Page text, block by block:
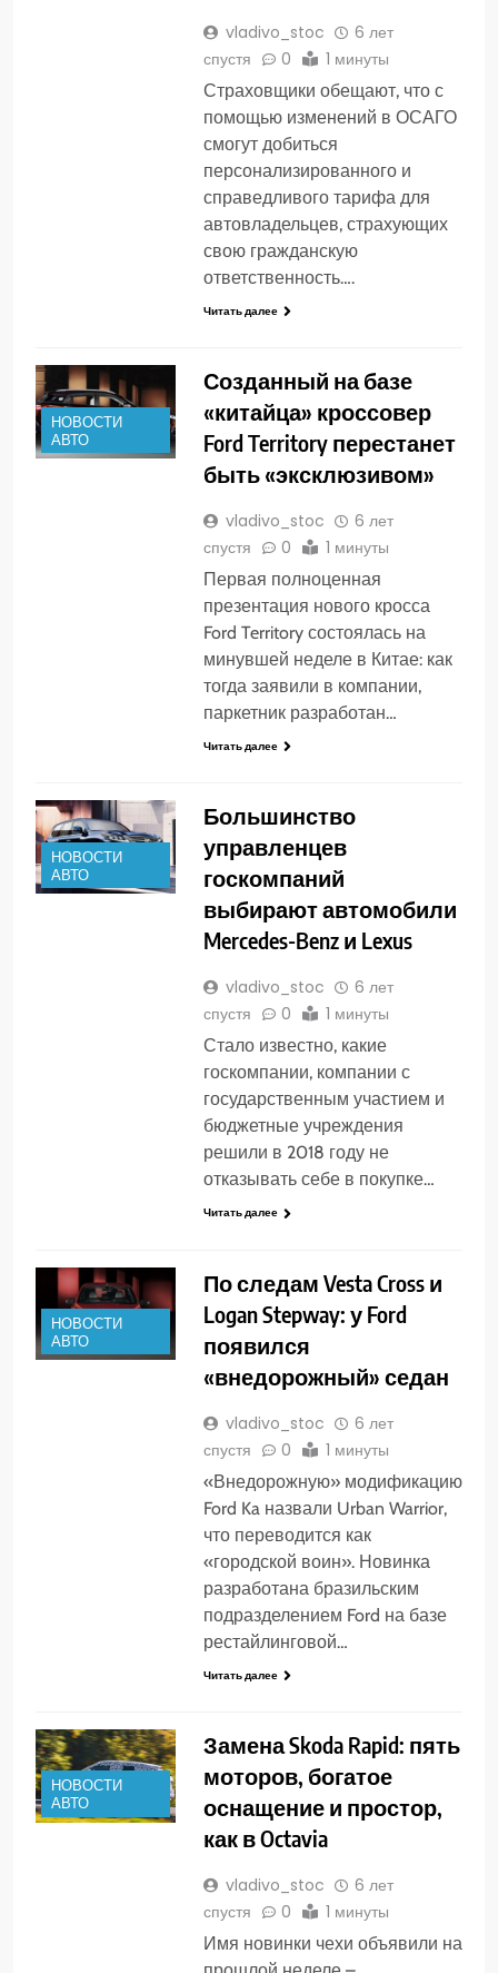
vladivo_stoc
6 лет
спустя
0 1 минуты
Страховщики обещают, что с
помощью изменений в ОСАГО
смогут добиться
персонализированного и
справедливого тарифа для
автовладельцев, страхующих
свою гражданскую
ответственность….
Читать далее
НОВОСТИ
АВТО
Созданный на базе
«китайца» кроссовер
Ford Territory перестанет
быть «эксклюзивом»
vladivo_stoc
6 лет
спустя
0 1 минуты
Первая полноценная
презентация нового кросса
Ford Territory состоялась на
минувшей неделе в Китае: как
тогда заявили в компании,
паркетник разработан…
Читать далее
НОВОСТИ
АВТО
Большинство
управленцев
госкомпаний
выбирают автомобили
Mercedes-Benz и Lexus
vladivo_stoc
6 лет
спустя
0 1 минуты
Стало известно, какие
госкомпании, компании с
государственным участием и
бюджетные учреждения
решили в 2018 году не
отказывать себе в покупке…
Читать далее
НОВОСТИ
АВТО
По следам Vesta Cross и
Logan Stepway: у Ford
появился
«внедорожный» седан
vladivo_stoc
6 лет
спустя
0 1 минуты
«Внедорожную» модификацию
Ford Ka назвали Urban Warrior,
что переводится как
«городской воин». Новинка
разработана бразильским
подразделением Ford на базе
рестайлинговой…
Читать далее
НОВОСТИ
АВТО
Замена Skoda Rapid: пять
моторов, богатое
оснащение и простор,
как в Octavia
vladivo_stoc
6 лет
спустя
0 1 минуты
Имя новинки чехи объявили на